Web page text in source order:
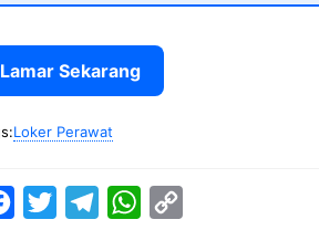
Lamar Sekarang
Loker Perawat
W